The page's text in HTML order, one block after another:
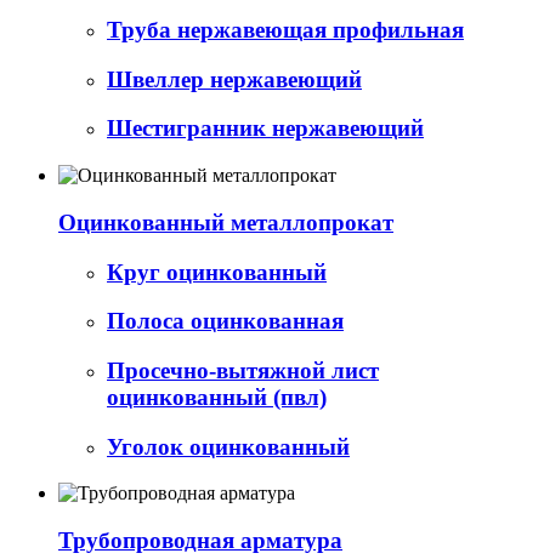
Труба нержавеющая профильная
Швеллер нержавеющий
Шестигранник нержавеющий
Оцинкованный металлопрокат
Круг оцинкованный
Полоса оцинкованная
Просечно-вытяжной лист
оцинкованный (пвл)
Уголок оцинкованный
Трубопроводная арматура